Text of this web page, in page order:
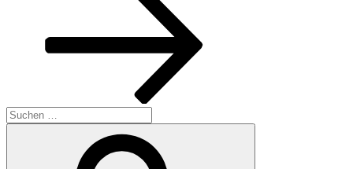
Suchen
nach: